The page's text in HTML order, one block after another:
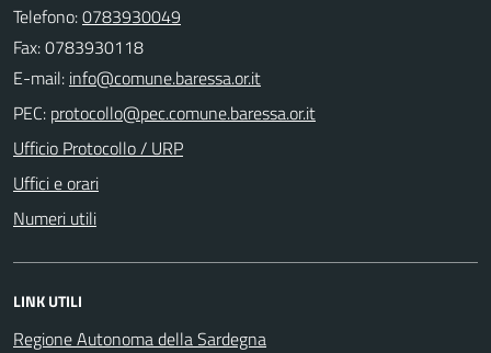
Telefono:0783930049
Fax: 0783930118
E-mail:
PEC:
Ufficio Protocollo / URP
Uffici e orari
Numeri utili
LINK UTILI
Regione Autonoma della Sardegna